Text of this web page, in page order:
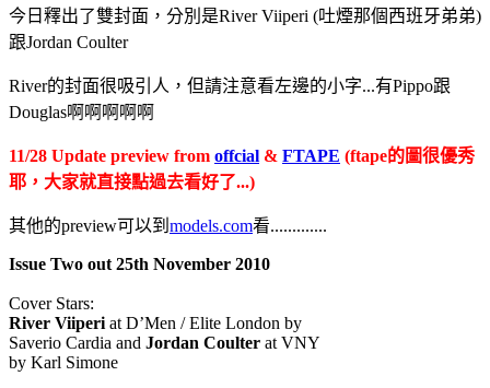
今日釋出了雙封面，分別是River Viiperi (吐煙那個西班牙弟弟)
跟Jordan Coulter
River的封面很吸引人，但請注意看左邊的小字...有Pippo跟
Douglas啊啊啊啊啊
11/28 Update preview from offcial & FTAPE (ftape的圖很優秀
耶，大家就直接點過去看好了...)
其他的preview可以到 models.com看.............
Issue Two out 25th November 2010
Cover Stars:
River Viiperi at D’Men / Elite London by
Saverio Cardia and Jordan Coulter at VNY
by Karl Simone